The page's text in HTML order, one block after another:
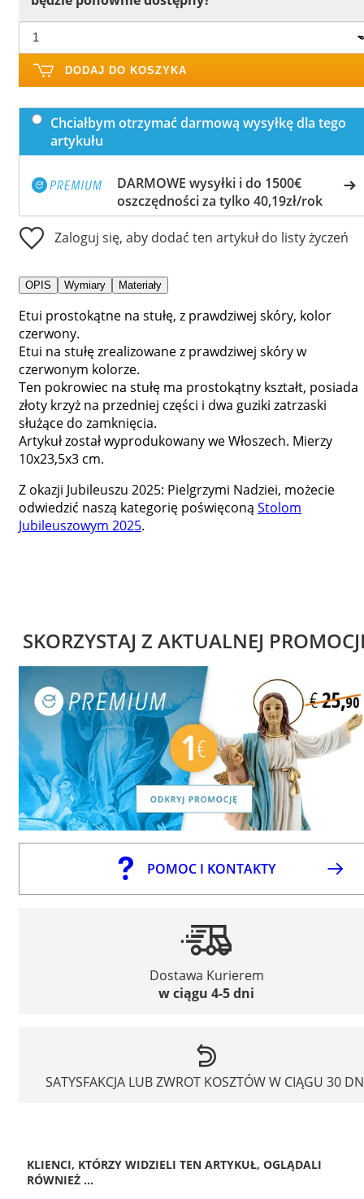
DODAJ DO KOSZYKA
Chciałbym otrzymać darmową wysyłkę dla tego
artykułu
DARMOWE wysyłki i do 1500€
oszczędności za tylko 40,19zł/rok
Zaloguj się, aby dodać ten artykuł do listy życzeń
OPIS Wymiary Materiały
Etui prostokątne na stułę, z prawdziwej skóry, kolor
czerwony.
Etui na stułę zrealizowane z prawdziwej skóry w
czerwonym kolorze.
Ten pokrowiec na stułę ma prostokątny kształt, posiada
złoty krzyż na przedniej części i dwa guziki zatrzaski
służące do zamknięcia.
Artykuł został wyprodukowany we Włoszech. Mierzy
10x23,5x3 cm.
Z okazji Jubileuszu 2025: Pielgrzymi Nadziei, możecie
odwiedzić naszą kategorię poświęconą Stolom
Jubileuszowym 2025.
SKORZYSTAJ Z AKTUALNEJ
POMOC I KONTAKTY
Dostawa Kurierem
w ciągu 4-5 dni
SATYSFAKCJA LUB ZWROT KOSZTÓW W CIĄGU 30
KLIENCI, KTÓRZY WIDZIELI TEN ARTYKUŁ, OGLĄDALI
RÓWNIEŻ ...